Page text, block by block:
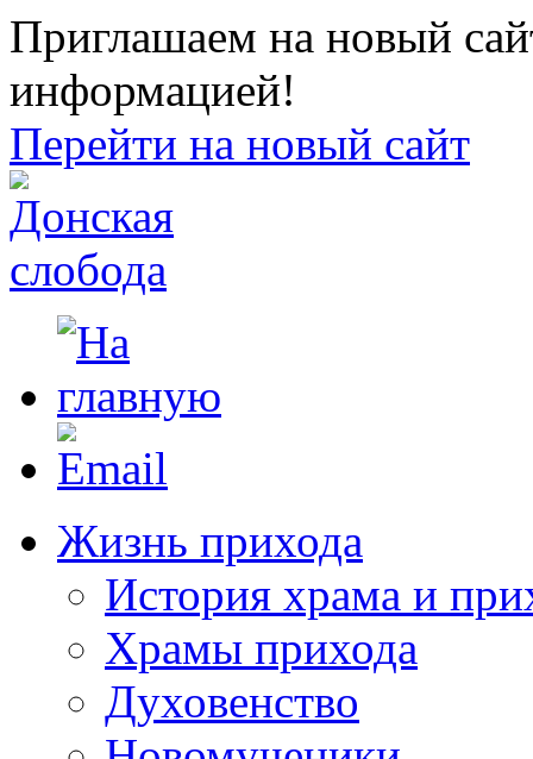
Приглашаем на новый
информацией!
Перейти на новый сайт
Жизнь прихода
История храма и
Храмы прихода
Духовенство